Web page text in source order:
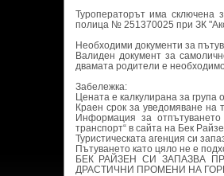
Туроператорът има сключена
полица № 251370025 при ЗК
Необходими документи за
Валиден документ за
двамата родители е
Забележка:
Цената е калкулирана за група
Краен срок за уведомяване на
Информация за
транспорт“ в сайта на Бек
Туристическата агенция си
Пътуването като цяло не е
БЕК РАЙЗЕН СИ ЗАПАЗВА
ДРАСТИЧНИ ПРОМЕНИ НА